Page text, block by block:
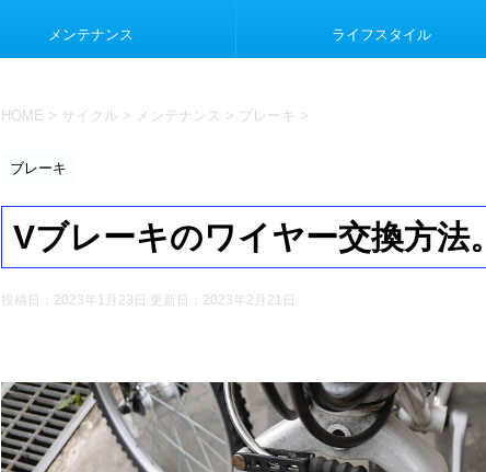
メンテナンス ライフスタイル
HOME > サイクル > メンテナンス > ブレーキ >
ブレーキ
Vブレーキのワイヤー交換方法。
投稿日：2023年1月23日 更新日： 2023年2月21日